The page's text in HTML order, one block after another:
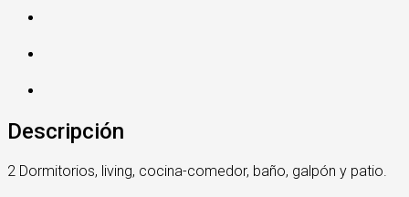
Descripción
2 Dormitorios, living, cocina-comedor, baño, galpón y patio.